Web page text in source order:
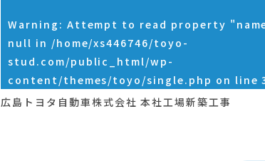
Warning : Attempt to read property
null in /home/xs446746/toyo-
stud.com/public_html/wp-
content/themes/toyo/single.php on line
広島トヨタ自動車株式会社 本社工場新築工事